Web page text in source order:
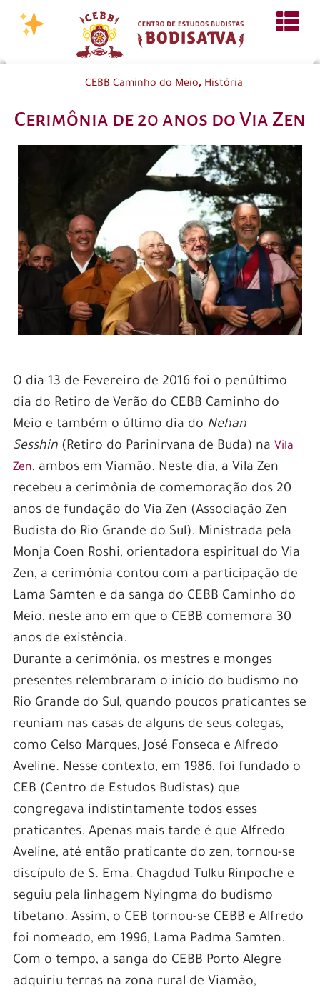
CEBB Caminho do Meio, História
Cerimônia de 20 anos do Via Zen
O dia 13 de Fevereiro de 2016 foi o penúltimo
dia do Retiro de Verão do CEBB Caminho do
Meio e também o último dia do Nehan
Sesshin(Retiro do Parinirvana de Buda) na Vila
Zen, ambos em Viamão. Neste dia, a Vila Zen
recebeu a cerimônia de comemoração dos 20
anos de fundação do Via Zen (Associação Zen
Budista do Rio Grande do Sul). Ministrada pela
Monja Coen Roshi, orientadora espiritual do Via
Zen, a cerimônia contou com a participação de
Lama Samten e da sanga do CEBB Caminho do
Meio, neste ano em que o CEBB comemora 30
anos de existência.
Durante a cerimônia, os mestres e monges
presentes relembraram o início do budismo no
Rio Grande do Sul, quando poucos praticantes se
reuniam nas casas de alguns de seus colegas,
como Celso Marques, José Fonseca e Alfredo
Aveline. Nesse contexto, em 1986, foi fundado o
CEB (Centro de Estudos Budistas) que
congregava indistintamente todos esses
praticantes. Apenas mais tarde é que Alfredo
Aveline, até então praticante do zen, tornou-se
discípulo de S. Ema. Chagdud Tulku Rinpoche e
seguiu pela linhagem Nyingma do budismo
tibetano. Assim, o CEB tornou-se CEBB e Alfredo
foi nomeado, em 1996, Lama Padma Samten.
Com o tempo, a sanga do CEBB Porto Alegre
adquiriu terras na zona rural de Viamão,